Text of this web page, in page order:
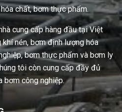
chất, bơm thực phẩm.
cung cấp hàng đầu tại Việt
nén, bơm định lượng hóa
bơm thực phẩm và bơm ly
tôi còn cung cấp đầy đủ
bơm công nghiệp.